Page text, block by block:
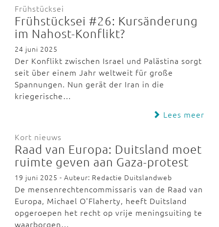
Frühstücksei
Frühstücksei #26: Kursänderung
im Nahost-Konflikt?
24 juni 2025
Der Konflikt zwischen Israel und Palästina sorgt
seit über einem Jahr weltweit für große
Spannungen. Nun gerät der Iran in die
kriegerische…
Lees meer
Kort nieuws
Raad van Europa: Duitsland moet
ruimte geven aan Gaza-protest
19 juni 2025 - Auteur: Redactie Duitslandweb
De mensenrechtencommissaris van de Raad van
Europa, Michael O'Flaherty, heeft Duitsland
opgeroepen het recht op vrije meningsuiting te
waarborgen…